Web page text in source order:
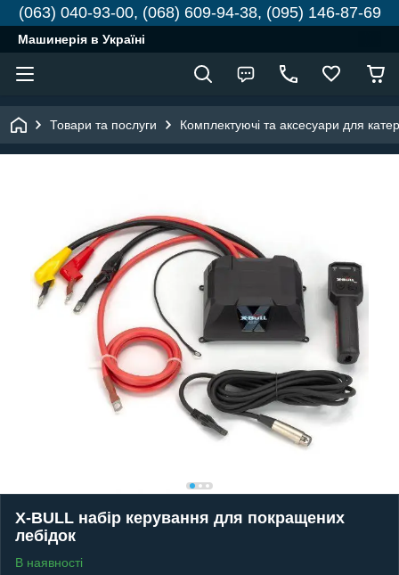
(063) 040-93-00, (068) 609-94-38, (095) 146-87-69
Машинерія в Україні
Товари та послуги Комплектуючі та аксесуари для
X-BULL набір керування для покращених
лебідок
В наявності